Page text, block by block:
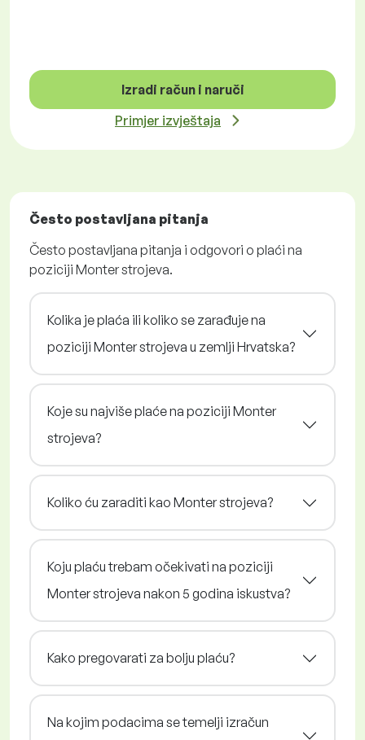
Izradi račun i naruči
Primjer izvještaja
Često postavljana pitanja
Često postavljana pitanja i odgovori o plaći na
poziciji Monter strojeva.
Kolika je plaća ili koliko se zarađuje na
poziciji Monter strojeva u zemlji Hrvatska?
Koje su najviše plaće na poziciji Monter
strojeva?
Koliko ću zaraditi kao Monter strojeva?
Koju plaću trebam očekivati na poziciji
Monter strojeva nakon 5 godina iskustva?
Kako pregovarati za bolju plaću?
Na kojim podacima se temelji izračun